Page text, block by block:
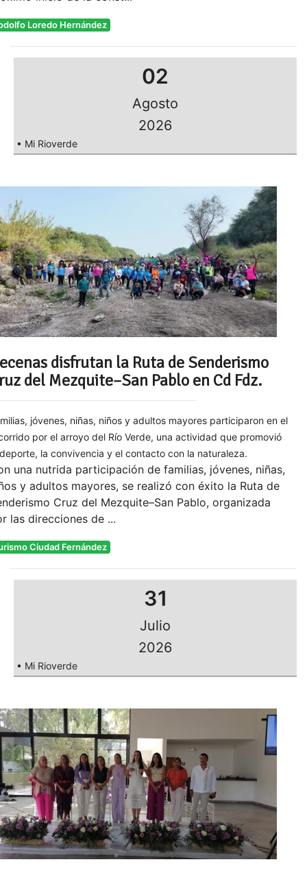
Loredo Hernández
02
Agosto
2026
• Mi Rioverde
disfrutan la Ruta de Senderismo
del Mezquite–San Pablo en Cd Fdz.
jóvenes, niñas, niños y adultos mayores participaron en el
por el arroyo del Río Verde, una actividad que promovió
la convivencia y el contacto con la naturaleza.
una nutrida participación de familias, jóvenes, niñas,
y adultos mayores, se realizó con éxito la Ruta de
Cruz del Mezquite–San Pablo, organizada
las direcciones de ...
Ciudad Fernández
31
Julio
2026
• Mi Rioverde